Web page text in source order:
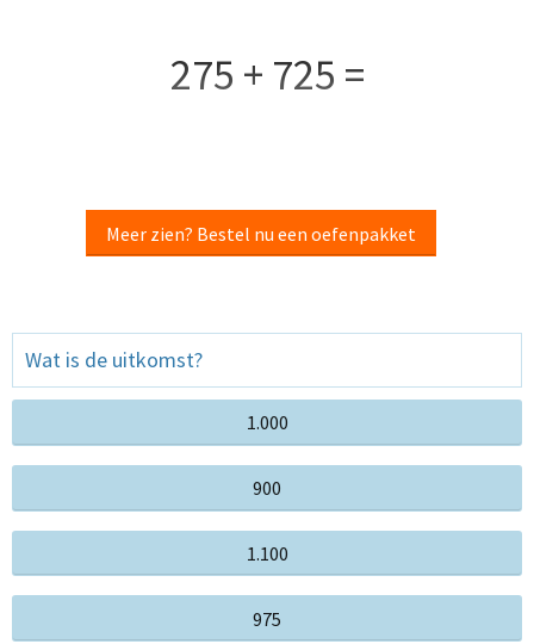
275 + 725 =
Meer zien? Bestel nu een oefenpakket
Wat is de uitkomst?
1.000
900
1.100
975